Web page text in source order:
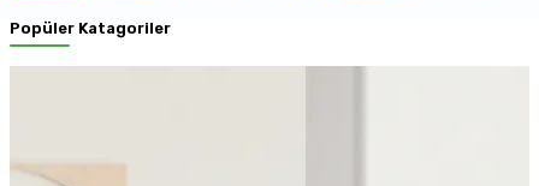
Popüler Katagoriler